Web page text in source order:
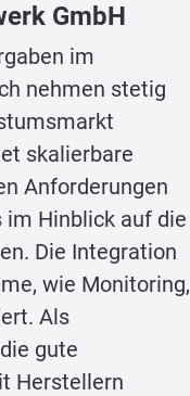
GmbH
im
nehmen stetig
skalierbare
Anforderungen
im Hinblick auf die
Die Integration
wie Monitoring,
Als
gute
Herstellern